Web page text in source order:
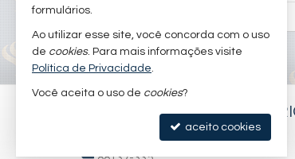
R$ 17.558.379,
S&S NEGÓCIOS
Cidade Universitária Pedra Branca
formulários.
Ao utilizar esse site, você concorda com o uso
de cookies. Para mais informações visite
Política de Privacidade.
Você aceita o uso de cookies?
aceito cookies